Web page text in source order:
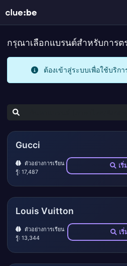
กรุณาเลือกแบรนด์สำหรับการต
ต้องเข้าสู่ระบบเพื่อใช้บริก
Gucci
ตัวอย่างการเรียน
รู้: 17,487
เ
Louis Vuitton
ตัวอย่างการเรียน
รู้: 13,344
เ